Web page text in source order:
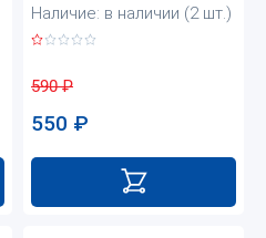
Наличие: в наличии (2 шт.)
590₽
550 ₽